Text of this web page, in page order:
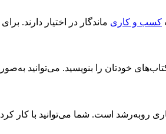
کسب و کاری ماندگار در اختیار دارند.
خودتان را بنویسید. می‌توانید
است. شما می‌توانید با کار